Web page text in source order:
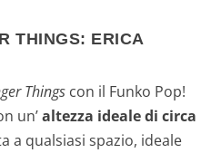
THINGS: ERICA
Things con il Funko Pop!
un’altezza ideale di circa
a qualsiasi spazio, ideale